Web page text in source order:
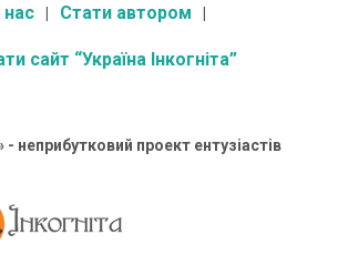
Стати автором
сайт “Україна Інкогніта”
- неприбутковий проект ентузіастів